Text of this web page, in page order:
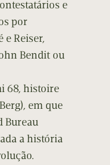
e
por
e Reiser,
Bendit ou
68, histoire
em que
Bureau
a história